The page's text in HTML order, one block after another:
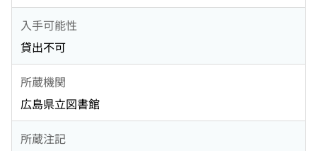
入手可能性
貸出不可
所蔵機関
広島県立図書館
所蔵注記